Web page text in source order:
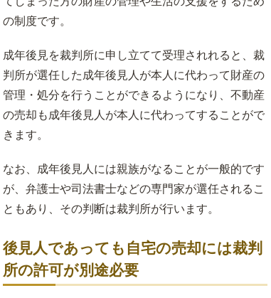
の制度です。
成年後見を裁判所に申し立てて受理されれると、裁
判所が選任した成年後見人が本人に代わって財産の
管理・処分を行うことができるようになり、不動産
の売却も成年後見人が本人に代わってすることがで
きます。
なお、成年後見人には親族がなることが一般的です
が、弁護士や司法書士などの専門家が選任されるこ
ともあり、その判断は裁判所が行います。
後見人であっても自宅の売却には裁判
所の許可が別途必要